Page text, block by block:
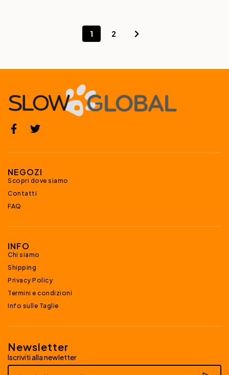
1 2
NEGOZI
Scopri dove siamo
Contatti
FAQ
INFO
Chi siamo
Shipping
Privacy Policy
Termini e condizioni
Info sulle Taglie
Newsletter
Iscriviti alla newletter